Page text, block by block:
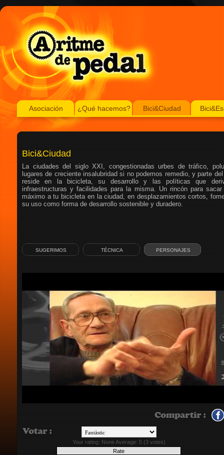
Asociación ¿Qué hacemos? Bici&Ciudad
Bici&Ciudad
La ciudades del siglo XXI, congestionadas urbes de tráfico,
lugares de creciente insalubridad si no podemos remedio, y parte
reside en la bicicleta, su desarrollo y las políticas que
infraestructuras y facilidades para la misma. Un rincón para sacar
máximo a tu bicicleta en la ciudad, en desplazamientos cortos,
su uso como forma de desarrollo sostenible y duradero.
SUGERIMOS TÉCNICA PERSONAJES
Your rating: None Average: 5 (3votes)